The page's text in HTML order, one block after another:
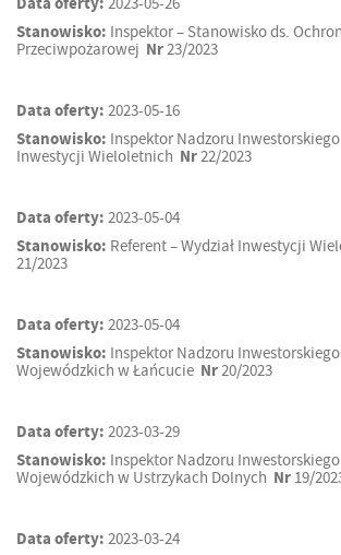
Stanowisko: Inspektor – Stanowisko ds.
Przeciwpożarowej Nr23/2023
Data oferty: 2023-05-16
Stanowisko: Inspektor Nadzoru Inwestorskiego
Inwestycji Wieloletnich Nr22/2023
Data oferty: 2023-05-04
Stanowisko: Referent – Wydział Inwestycji
21/2023
Data oferty: 2023-05-04
Stanowisko: Inspektor Nadzoru
Wojewódzkich w Łańcucie Nr20/2023
Data oferty: 2023-03-29
Stanowisko: Inspektor Nadzoru
Wojewódzkich w Ustrzykach Dolnych Nr 19/
Data oferty: 2023-03-24